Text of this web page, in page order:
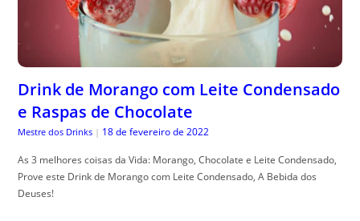
Drink de Morango com Leite Condensado
e Raspas de Chocolate
Mestre dos Drinks | 18 de fevereiro de 2022
As 3 melhores coisas da Vida: Morango, Chocolate e Leite Condensado,
Prove este Drink de Morango com Leite Condensado, A Bebida dos
Deuses!